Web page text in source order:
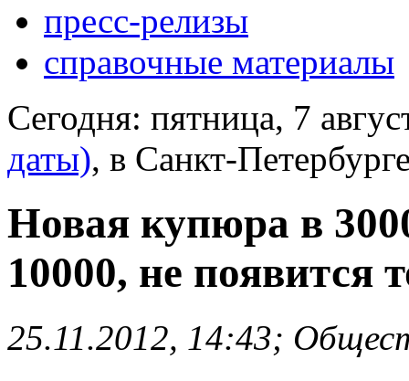
пресс-релизы
справочные материалы
Сегодня: пятница, 7
даты), в Санкт-
Новая купюра в
10000, не появится
25.11.2012, 14:43;